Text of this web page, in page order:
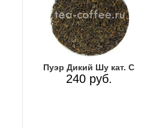
Пуэр Дикий Шу кат. С
240 руб.